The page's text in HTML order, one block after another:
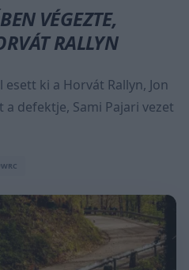
VÉGEZTE,
RALLYN
esett ki a Horvát Rallyn, Jon
defektje, Sami Pajari vezet